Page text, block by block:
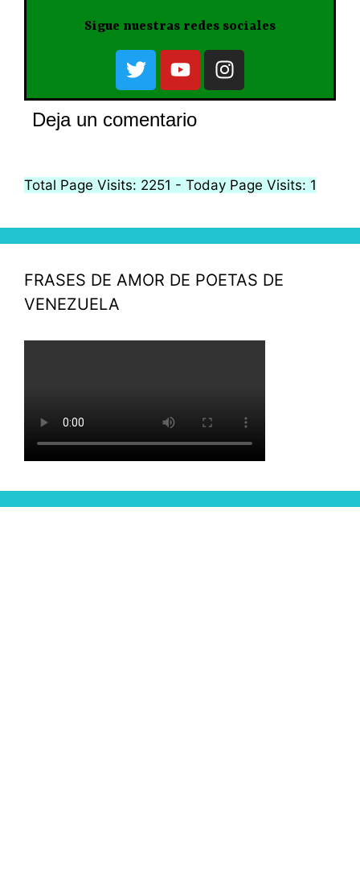
Sigue nuestras redes sociales
Deja un comentario
Total Page Visits: 2251 - Today Page Visits: 1
FRASES DE AMOR DE POETAS DE
VENEZUELA